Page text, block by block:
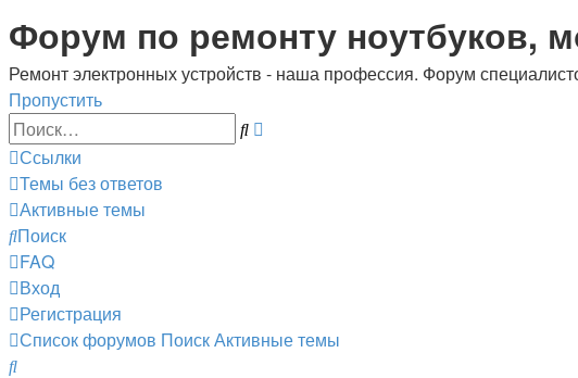
Регистрация
Форум по ремонту ноутбуков,
Ремонт электронных устройств - наша профессия. Форум
Пропустить
Поиск
Ссылки
Темы без ответов
Активные темы
Поиск
FAQ
Вход
Регистрация
Список форумов ПоискАктивные темы
Поиск